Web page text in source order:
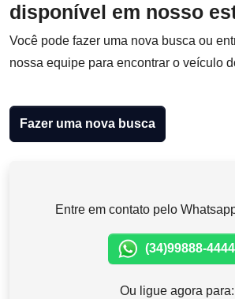
disponível em nosso
Você pode fazer uma nova busca ou
nossa equipe para encontrar o veículo
Fazer uma nova busca
Entre em contato pelo
(34)99888-4444
Ou ligue agora para: